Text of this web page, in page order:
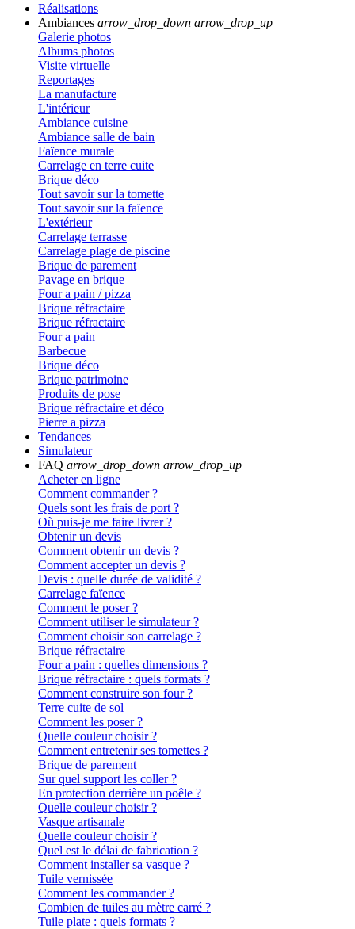
Réalisations
Ambiances arrow_drop_down arrow_drop_up
Galerie photos
Albums photos
Visite virtuelle
Reportages
La manufacture
L'intérieur
Ambiance cuisine
Ambiance salle de bain
Faïence murale
Carrelage en terre cuite
Brique déco
Tout savoir sur la tomette
Tout savoir sur la faïence
L'extérieur
Carrelage terrasse
Carrelage plage de piscine
Brique de parement
Pavage en brique
Four a pain / pizza
Brique réfractaire
Brique réfractaire
Four a pain
Barbecue
Brique déco
Brique patrimoine
Produits de pose
Brique réfractaire et déco
Pierre a pizza
Tendances
Simulateur
FAQ arrow_drop_down arrow_drop_up
Acheter en ligne
Comment commander ?
Quels sont les frais de port ?
Où puis-je me faire livrer ?
Obtenir un devis
Comment obtenir un devis ?
Comment accepter un devis ?
Devis : quelle durée de validité ?
Carrelage faïence
Comment le poser ?
Comment utiliser le simulateur ?
Comment choisir son carrelage ?
Brique réfractaire
Four a pain : quelles dimensions ?
Brique réfractaire : quels formats ?
Comment construire son four ?
Terre cuite de sol
Comment les poser ?
Quelle couleur choisir ?
Comment entretenir ses tomettes ?
Brique de parement
Sur quel support les coller ?
En protection derrière un poêle ?
Quelle couleur choisir ?
Vasque artisanale
Quelle couleur choisir ?
Quel est le délai de fabrication ?
Comment installer sa vasque ?
Tuile vernissée
Comment les commander ?
Combien de tuiles au mètre carré ?
Tuile plate : quels formats ?